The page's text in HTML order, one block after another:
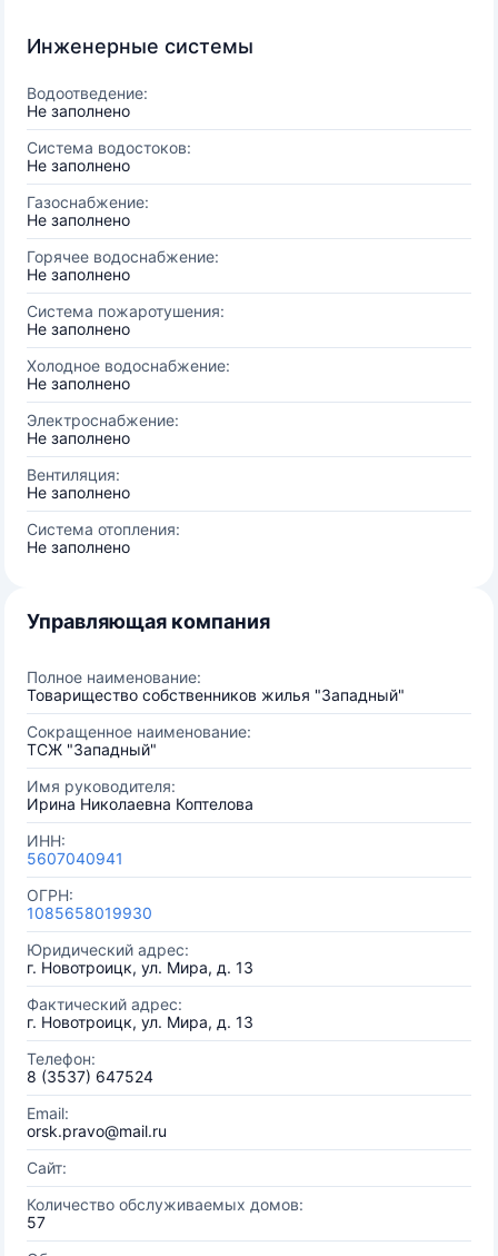
Инженерные системы
Водоотведение:
Не заполнено
Система водостоков:
Не заполнено
Газоснабжение:
Не заполнено
Горячее водоснабжение:
Не заполнено
Система пожаротушения:
Не заполнено
Холодное водоснабжение:
Не заполнено
Электроснабжение:
Не заполнено
Вентиляция:
Не заполнено
Система отопления:
Не заполнено
Управляющая компания
Полное наименование:
Товарищество собственников жилья "Западный"
Сокращенное наименование:
ТСЖ "Западный"
Имя руководителя:
Ирина Николаевна Коптелова
ИНН:
5607040941
ОГРН:
1085658019930
Юридический адрес:
г. Новотроицк, ул. Мира, д. 13
Фактический адрес:
г. Новотроицк, ул. Мира, д. 13
Телефон:
8 (3537) 647524
Email:
orsk.pravo@mail.ru
Сайт:
Количество обслуживаемых домов:
57